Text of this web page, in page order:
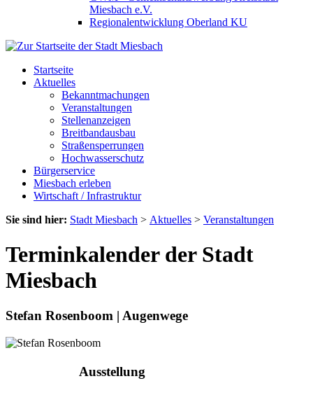
Miesbach e.V.
Regionalentwicklung Oberland KU
Startseite
Aktuelles
Bekanntmachungen
Veranstaltungen
Stellenanzeigen
Breitbandausbau
Straßensperrungen
Hochwasserschutz
Bürgerservice
Miesbach erleben
Wirtschaft / Infrastruktur
Sie sind hier: Stadt Miesbach > Aktuelles > Veranstaltungen
Terminkalender der Stadt
Miesbach
Stefan Rosenboom | Augenwege
Ausstellung